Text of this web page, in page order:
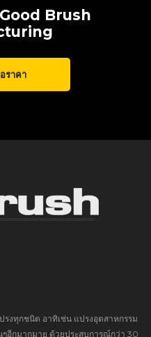
Brush
ราคา
งทุกชนิด อาทิเช่น แปรงอุตสาหกรรม
อีกมากมาย ด้วยประสบการณ์กว่า 30